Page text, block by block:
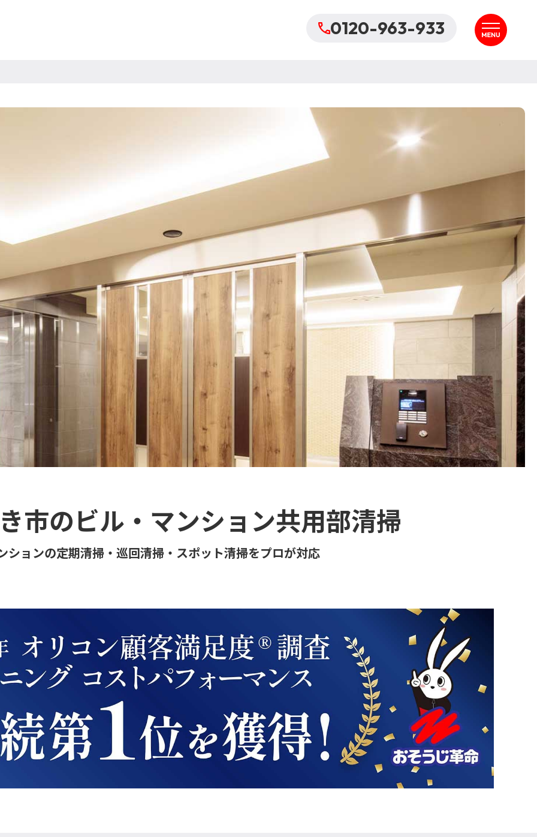
0120-963-933
市のビル・マンション共用部清掃
ションの定期清掃・巡回清掃・スポット清掃をプロが対応